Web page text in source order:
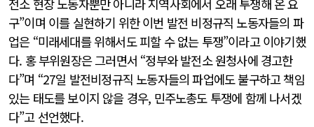
전소 현장 노동자뿐만 아니라 지역사회에서 오래 투쟁해 온 요
구”이며 이를 실현하기 위한 이번 발전 비정규직 노동자들의 파
업은 “미래세대를 위해서도 피할 수 없는 투쟁”이라고 이야기했
다. 홍 부위원장은 그러면서 “정부와 발전소 원청사에 경고한
다”며 “27일 발전비정규직 노동자들의 파업에도 불구하고 책임
있는 태도를 보이지 않을 경우, 민주노총도 투쟁에 함께 나서겠
다”고 선언했다.